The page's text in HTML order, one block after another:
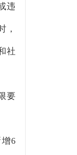
违
，
社
要
6